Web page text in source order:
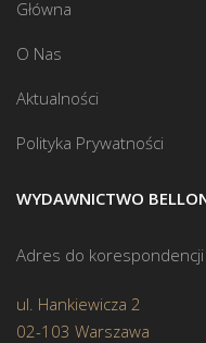
Główna
O Nas
Aktualności
Polityka Prywatności
WYDAWNICTWO
Adres do korespondencji
ul. Hankiewicza 2
02-103 Warszawa